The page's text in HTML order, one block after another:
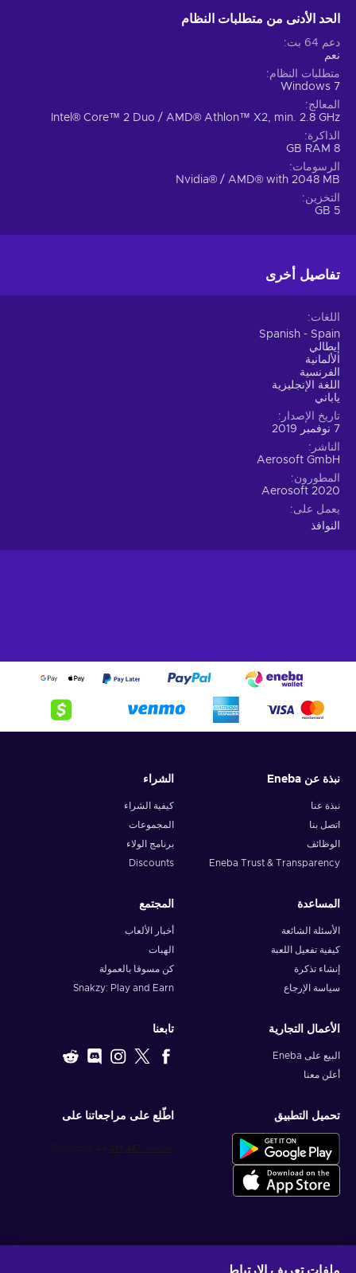
الحد الأدنى من متطلبات النظام
دعم 64 بت
نعم
متطلبات النظام
Windows 7
المعالج
Intel® Core™ 2 Duo / AMD® Athlon™ X2, min. 2.8 GHz
الذاكرة
8 GB RAM
الرسومات
Nvidia® / AMD® with 2048 MB
التخزين
5 GB
تفاصيل أخرى
اللغات
Spanish - Spain
إيطالي
الألمانية
الفرنسية
اللغة الإنجليزية
ياباني
تاريخ الإصدار
7 نوفمبر 2019
الناشر
Aerosoft GmbH
المطورون
Aerosoft 2020
يعمل على
النوافذ
نبذة عن Eneba
نبذة عنا
اتصل بنا
الوظائف
Eneba Trust & Transparency
الشراء
كيفية الشراء
المجموعات
برنامج الولاء
Discounts
المساعدة
الأسئلة الشائعة
كيفية تفعيل اللعبة
إنشاء تذكرة
سياسة الإرجاع
المجتمع
أخبار الألعاب
الهبات
كن مسوقا بالعمولة
Snakzy: Play and Earn
الأعمال التجارية
البيع على Eneba
أعلن معنا
تابعنا
تحميل التطبيق اطّلع على مراجعاتنا على